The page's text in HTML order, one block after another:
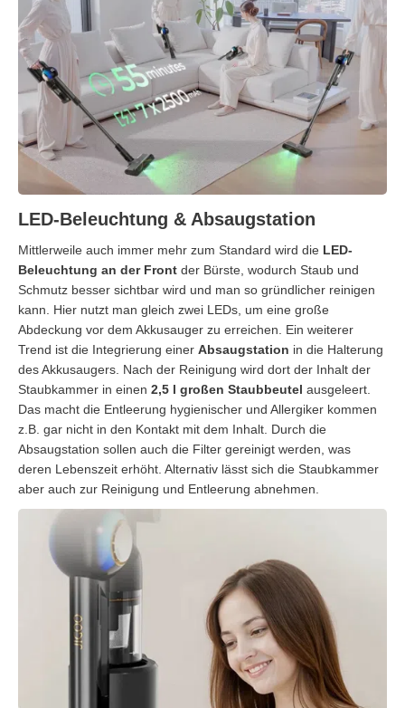
LED-Beleuchtung & Absaugstation
Mittlerweile auch immer mehr zum Standard wird die LED-
Beleuchtung an der Front der Bürste, wodurch Staub und
Schmutz besser sichtbar wird und man so gründlicher reinigen
kann. Hier nutzt man gleich zwei LEDs, um eine große
Abdeckung vor dem Akkusauger zu erreichen. Ein weiterer
Trend ist die Integrierung einer Absaugstation in die Halterung
des Akkusaugers. Nach der Reinigung wird dort der Inhalt der
Staubkammer in einen 2,5 l großen Staubbeutel ausgeleert.
Das macht die Entleerung hygienischer und Allergiker kommen
z.B. gar nicht in den Kontakt mit dem Inhalt. Durch die
Absaugstation sollen auch die Filter gereinigt werden, was
deren Lebenszeit erhöht. Alternativ lässt sich die Staubkammer
aber auch zur Reinigung und Entleerung abnehmen.